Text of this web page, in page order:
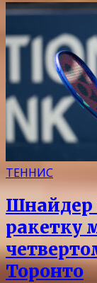
ТЕННИС
Шнайдер
ракетку
Торонто